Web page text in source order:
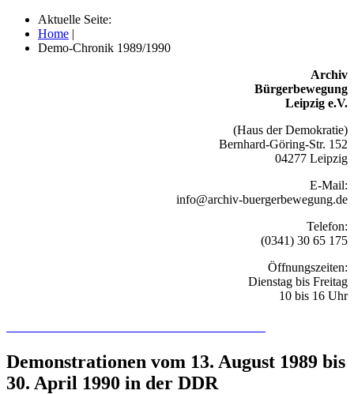
Aktuelle Seite:
Home |
Demo-Chronik 1989/1990
Archiv
Bürgerbewegung
Leipzig e.V.
(Haus der Demokratie)
Bernhard-Göring-Str. 152
04277 Leipzig
E-Mail:
info@archiv-buergerbewegung.de
Telefon:
(0341) 30 65 175
Öffnungszeiten:
Dienstag bis Freitag
10 bis 16 Uhr
Demonstrationen vom 13. August 1989 bis
30. April 1990 in der DDR